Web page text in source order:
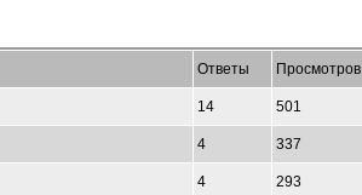
Ответы Просмотров
14 501
4 337
4 293